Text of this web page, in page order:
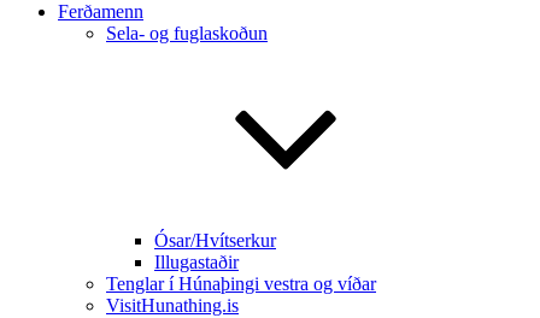
Ferðamenn
Sela- og fuglaskoðun
Ósar/Hvítserkur
Illugastaðir
Tenglar í Húnaþingi vestra og víðar
VisitHunathing.is